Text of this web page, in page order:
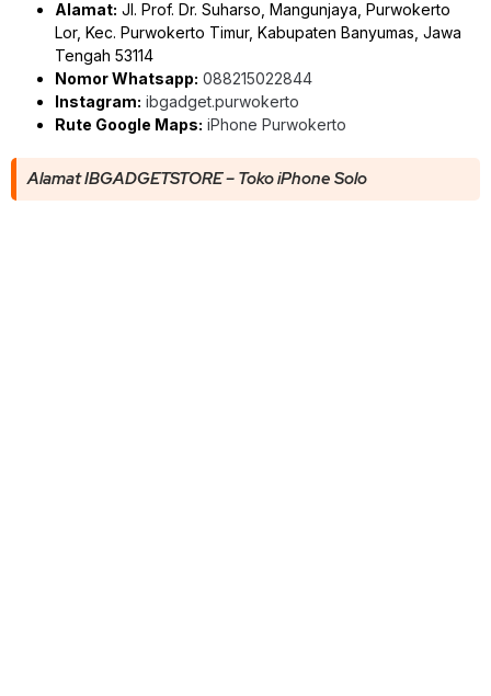
Alamat: Jl. Prof. Dr. Suharso, Mangunjaya, Purwokerto
Lor, Kec. Purwokerto Timur, Kabupaten Banyumas, Jawa
Tengah 53114
Nomor Whatsapp: 088215022844
Instagram: ibgadget.purwokerto
Rute Google Maps: iPhone Purwokerto
Alamat IBGADGETSTORE – Toko iPhone Solo